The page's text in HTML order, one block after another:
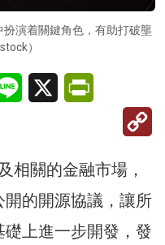
演着關鍵角色，有助打破壟
）
Line X
相關的金融市場，
的開源協議，讓所
上進一步開發，發